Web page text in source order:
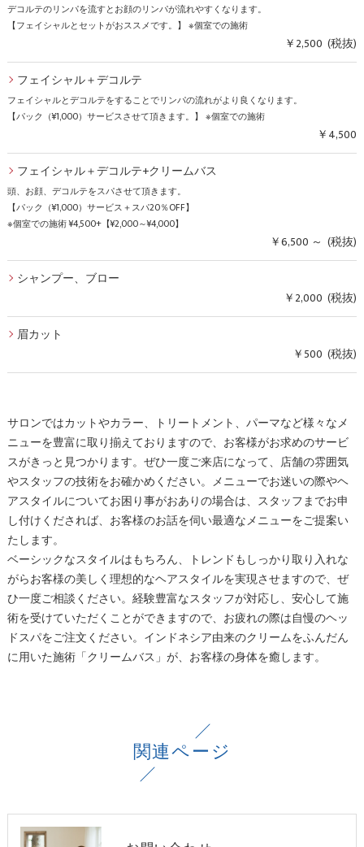
デコルテのリンパを流すとお顔のリンパが流れやすくなります。
【フェイシャルとセットがおススメです。】 ※個室での施術
￥2,500 (税抜)
フェイシャル＋デコルテ
フェイシャルとデコルテをすることでリンパの流れがより良くなります。
【パック（¥1,000）サービスさせて頂きます。】 ※個室での施術
￥4,500
フェイシャル＋デコルテ+クリームバス
頭、お顔、デコルテをスパさせて頂きます。
【パック（¥1,000）サービス＋スパ20％OFF】
※個室での施術 ¥4,500+【¥2,000～¥4,000】
￥6,500 ～ (税抜)
シャンプー、ブロー
￥2,000 (税抜)
眉カット
￥500 (税抜)
サロンではカットやカラー、トリートメント、パーマなど様々なメ
ニューを豊富に取り揃えておりますので、お客様がお求めのサービ
スがきっと見つかります。ぜひ一度ご来店になって、店舗の雰囲気
やスタッフの技術をお確かめください。メニューでお迷いの際やヘ
アスタイルについてお困り事がおありの場合は、スタッフまでお申
し付けくだされば、お客様のお話を伺い最適なメニューをご提案い
たします。
ベーシックなスタイルはもちろん、トレンドもしっかり取り入れな
がらお客様の美しく理想的なヘアスタイルを実現させますので、ぜ
ひ一度ご相談ください。経験豊富なスタッフが対応し、安心して施
術を受けていただくことができますので、お疲れの際は自慢のヘッ
ドスパをご注文ください。インドネシア由来のクリームをふんだん
に用いた施術「クリームバス」が、お客様の身体を癒します。
関連ページ